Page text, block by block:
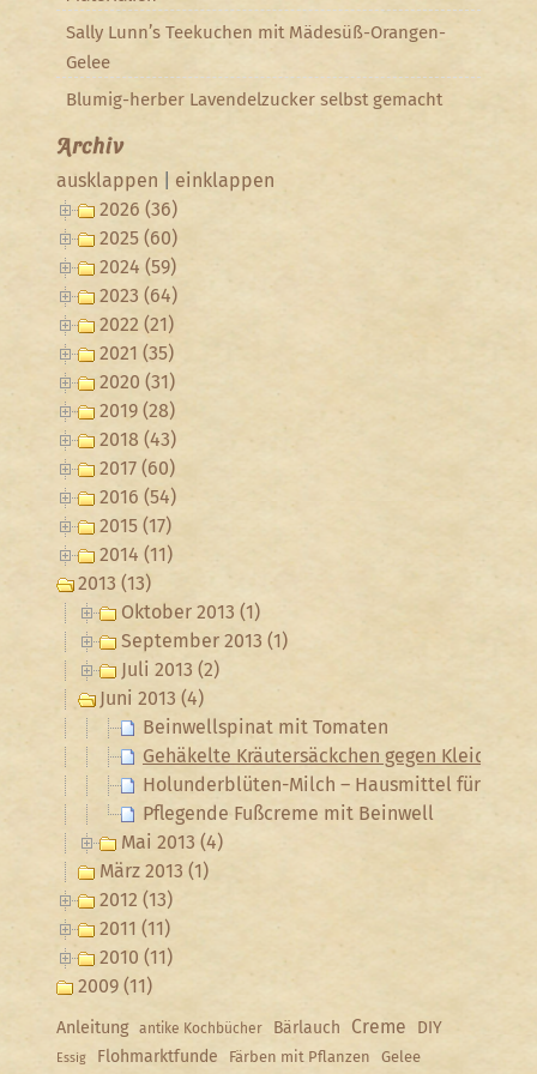
Sally Lunn’s Teekuchen mit Mädesüß-Orangen-
Gelee
Blumig-herber Lavendelzucker selbst gemacht
Archiv
ausklappen
einklappen
2026 (36)
2025 (60)
2024 (59)
2023 (64)
2022 (21)
2021 (35)
2020 (31)
2019 (28)
2018 (43)
2017 (60)
2016 (54)
2015 (17)
2014 (11)
2013 (13)
Oktober 2013 (1)
September 2013 (1)
Juli 2013 (2)
Juni 2013 (4)
Beinwellspinat mit Tomaten
Gehäkelte Kräutersäckchen gegen
Holunderblüten-Milch – Hausmittel für einen
Pflegende Fußcreme mit Beinwell
Mai 2013 (4)
März 2013 (1)
2012 (13)
2011 (11)
2010 (11)
2009 (11)
Anleitung antike Kochbücher Bärlauch Creme DIY
Essig Flohmarktfunde Färben mit Pflanzen Gelee